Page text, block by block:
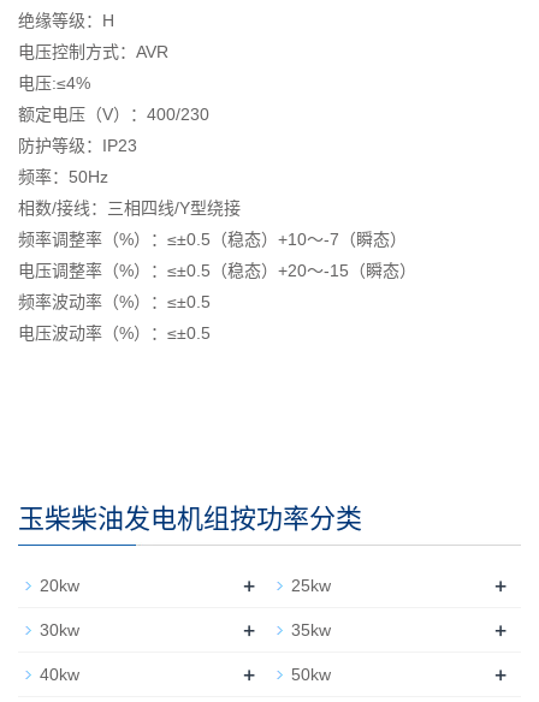
绝缘等级：H
电压控制方式：AVR
电压:≤4%
额定电压（V）：400/230
防护等级：IP23
频率：50Hz
相数/接线：三相四线/Y型绕接
频率调整率（%）：≤±0.5（稳态）+10～-7（瞬态）
电压调整率（%）：≤±0.5（稳态）+20～-15（瞬态）
频率波动率（%）：≤±0.5
电压波动率（%）：≤±0.5
玉柴柴油发电机组按功率分类
20kw + 25kw +
30kw + 35kw +
40kw + 50kw +